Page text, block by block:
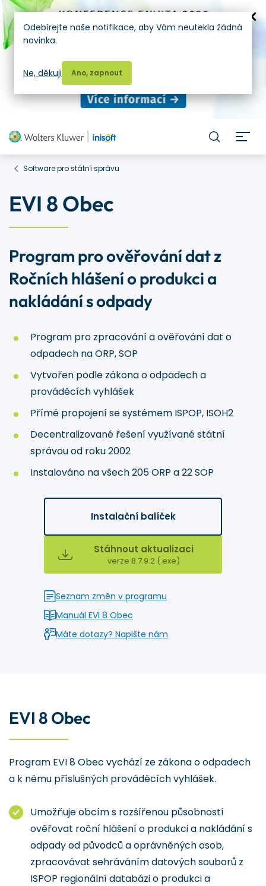
Software pro státní správu
EVI 8 Obec
Program pro ověřování dat z
Ročních hlášení o produkci a
nakládání s odpady
Program pro zpracování a ověřování dat o
odpadech na ORP, SOP
Vytvořen podle zákona o odpadech a
prováděcích vyhlášek
Přímé propojení se systémem ISPOP, ISOH2
Decentralizované řešení využívané státní
správou od roku 2002
Instalováno na všech 205 ORP a 22 SOP
Instalační balíček
Stáhnout aktualizaci
verze 8.7.9.2 (.exe)
Seznam změn v programu
Manuál EVI 8 Obec
Máte dotazy? Napište nám
EVI 8 Obec
Program EVI 8 Obec vychází ze zákona o odpadech
a k němu příslušných prováděcích vyhlášek.
Umožňuje obcím s rozšířenou působností
ověřovat roční hlášení o produkci a nakládání s
odpady od původců a oprávněných osob,
zpracovávat sehráváním datových souborů z
ISPOP regionální databázi o produkci a
Odebírejte naše notifikace, aby Vám neutekla žádná
novinka.
Ano, zapnout
Ne, děkuji